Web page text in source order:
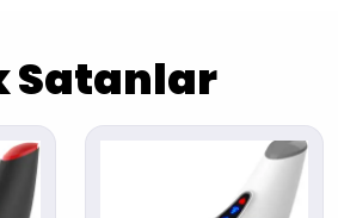
Satanlar